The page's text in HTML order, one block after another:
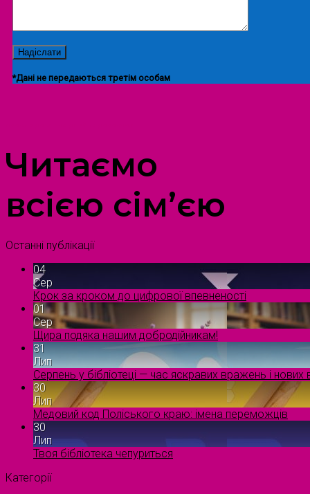
*Дані не передаються третім особам
Читаємо
всією сім’єю
Останні публікації
04
Сер
Крок за кроком до цифрової впевненості
01
Сер
Щира подяка нашим добродійникам!
31
Лип
Серпень у бібліотеці — час яскравих вражень і нових
30
Лип
Медовий код Поліського краю: імена переможців
30
Лип
Твоя бібліотека чепуриться
Категорії